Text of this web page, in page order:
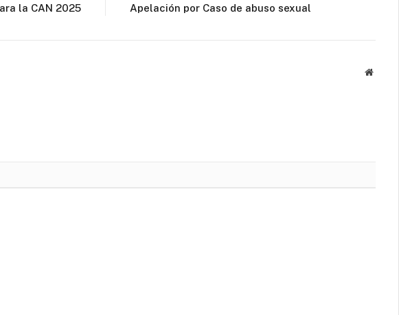
la CAN 2025
Apelación por Caso de abuso sexual
Website